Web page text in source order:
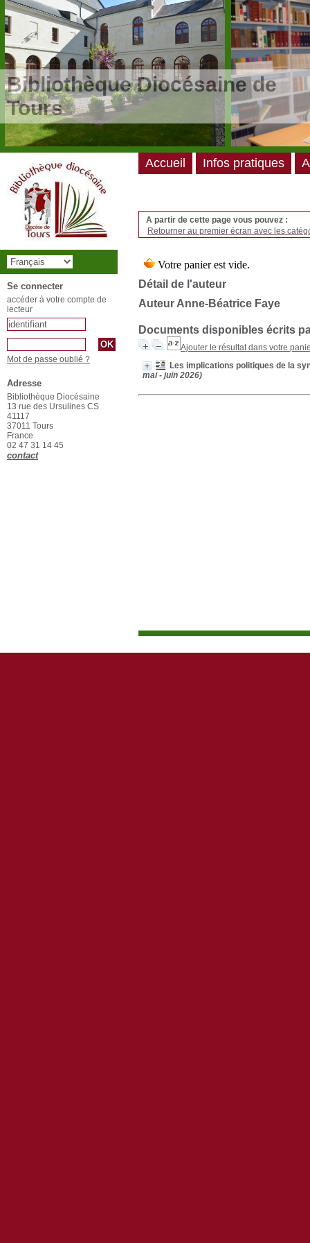
/**/
Bibliothèque Diocésaine de
Tours
A partir de cette page vous pouvez :
Retourner au premier écran avec les
Détail de l'auteur
Auteur Anne-Béatrice Faye
Documents disponibles écrits
Ajouter le résultat dans votre
Les implications politiques de la
mai - juin 2026)
Accueil Infos pratiques
Se connecter
accéder à votre compte de
lecteur
Mot de passe oublié ?
Adresse
Bibliothèque Diocésaine
13 rue des Ursulines CS
41117
37011 Tours
France
02 47 31 14 45
contact